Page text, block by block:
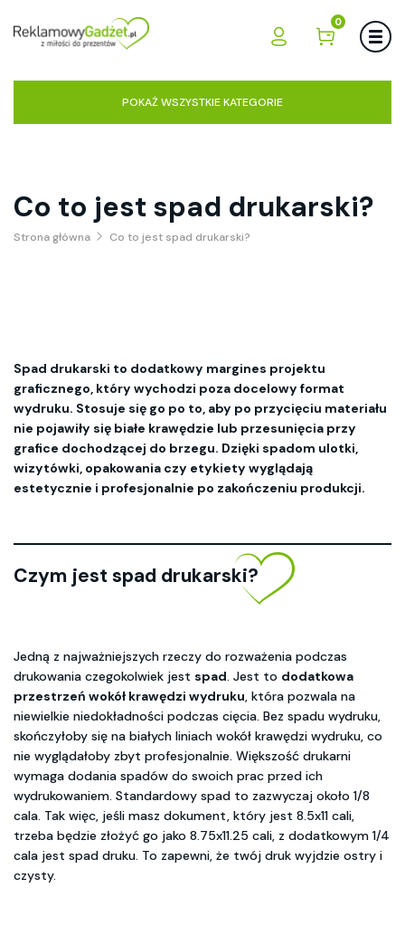
0
POKAŻ WSZYSTKIE KATEGORIE
Co to jest spad drukarski?
Strona główna Co to jest spad drukarski?
Spad drukarski to dodatkowy margines projektu
graficznego, który wychodzi poza docelowy format
wydruku. Stosuje się go po to, aby po przycięciu materiału
nie pojawiły się białe krawędzie lub przesunięcia przy
grafice dochodzącej do brzegu. Dzięki spadom ulotki,
wizytówki, opakowania czy etykiety wyglądają
estetycznie i profesjonalnie po zakończeniu produkcji.
Czym jest spad drukarski?
Jedną z najważniejszych rzeczy do rozważenia podczas
drukowania czegokolwiek jest spad. Jest to dodatkowa
przestrzeń wokół krawędzi wydruku, która pozwala na
niewielkie niedokładności podczas cięcia. Bez spadu wydruku,
skończyłoby się na białych liniach wokół krawędzi wydruku, co
nie wyglądałoby zbyt profesjonalnie. Większość drukarni
wymaga dodania spadów do swoich prac przed ich
wydrukowaniem. Standardowy spad to zazwyczaj około 1/8
cala. Tak więc, jeśli masz dokument, który jest 8.5x11 cali,
trzeba będzie złożyć go jako 8.75x11.25 cali, z dodatkowym 1/4
cala jest spad druku. To zapewni, że twój druk wyjdzie ostry i
czysty.